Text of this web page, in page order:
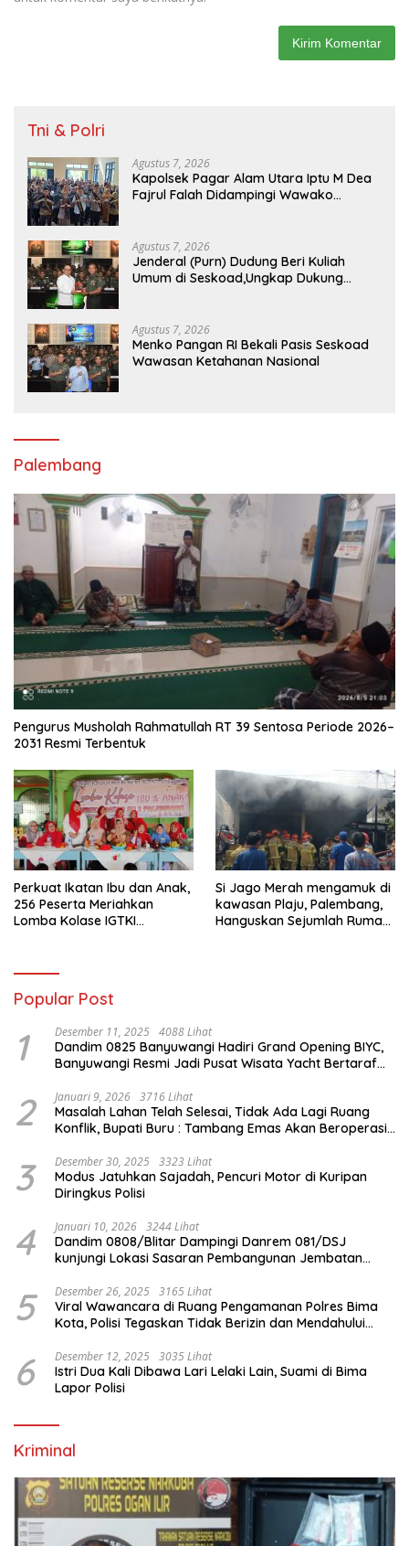
Tni & Polri
Agustus 7, 2026
Kapolsek Pagar Alam Utara Iptu M Dea
Fajrul Falah Didampingi Wawako
Agustus 7, 2026
Jenderal (Purn) Dudung Beri Kuliah
Umum di Seskoad,Ungkap Dukung
Agustus 7, 2026
Menko Pangan RI Bekali Pasis Seskoad
Wawasan Ketahanan Nasional
Palembang
Pengurus Musholah Rahmatullah RT 39 Sentosa Periode 2026–
2031 Resmi Terbentuk
Perkuat Ikatan Ibu dan Anak,
256 Peserta Meriahkan
Lomba Kolase IGTKI
Si Jago Merah mengamuk di
kawasan Plaju, Palembang,
Hanguskan Sejumlah Rumah
Popular Post
1 Desember 11, 2025 4088 Lihat
Dandim 0825 Banyuwangi Hadiri Grand Opening BIYC,
Banyuwangi Resmi Jadi Pusat Wisata Yacht Bertaraf
2 Januari 9, 2026 3716 Lihat
Masalah Lahan Telah Selesai, Tidak Ada Lagi Ruang
Konflik, Bupati Buru : Tambang Emas Akan Beroperasi
3 Desember 30, 2025 3323 Lihat
Modus Jatuhkan Sajadah, Pencuri Motor di Kuripan
Diringkus Polisi
4 Januari 10, 2026 3244 Lihat
Dandim 0808/Blitar Dampingi Danrem 081/DSJ
kunjungi Lokasi Sasaran Pembangunan Jembatan
5 Desember 26, 2025 3165 Lihat
Viral Wawancara di Ruang Pengamanan Polres Bima
Kota, Polisi Tegaskan Tidak Berizin dan Mendahului
6 Desember 12, 2025 3035 Lihat
Istri Dua Kali Dibawa Lari Lelaki Lain, Suami di Bima
Lapor Polisi
Kriminal